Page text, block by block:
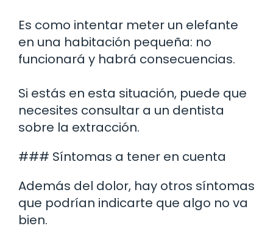
Es como intentar meter un elefante
en una habitación pequeña: no
funcionará y habrá consecuencias.
Si estás en esta situación, puede que
necesites consultar a un dentista
sobre la extracción.
### Síntomas a tener en cuenta
Además del dolor, hay otros síntomas
que podrían indicarte que algo no va
bien.